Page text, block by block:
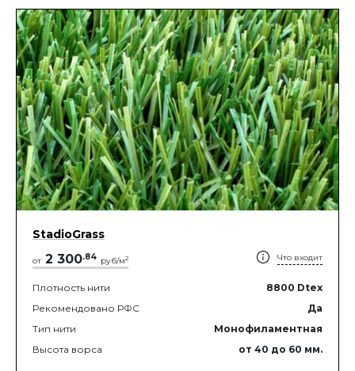
StadioGrass
от 2 300.84 руб/м2 Что входит
Плотность нити 8800 Dtex
Рекомендовано РФС
Да
Тип нити
Монофиламентная
Высота ворса
от 40 до 60 мм.